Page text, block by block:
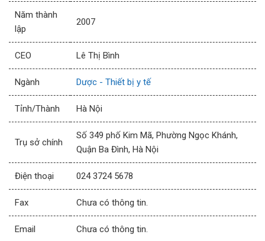
Năm thành
lập
2007
CEO Lê Thị Bình
Ngành Dược - Thiết bị y tế
Tỉnh/Thành Hà Nội
Trụ sở chính
Số 349 phố Kim Mã, Phường Ngọc Khánh,
Quận Ba Đình, Hà Nội
Điện thoại 024 3724 5678
Fax Chưa có thông tin.
Email Chưa có thông tin.